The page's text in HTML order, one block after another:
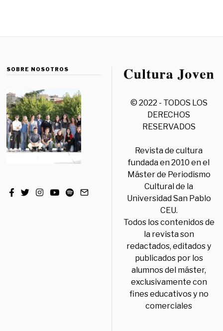
SOBRE NOSOTROS
© 2022 - TODOS LOS
DERECHOS
RESERVADOS
Revista de cultura
fundada en 2010 en el
Máster de Periodismo
Cultural de la
Universidad San Pablo
CEU.
Todos los contenidos de
la revista son
redactados, editados y
publicados por los
alumnos del máster,
exclusivamente con
fines educativos y no
comerciales